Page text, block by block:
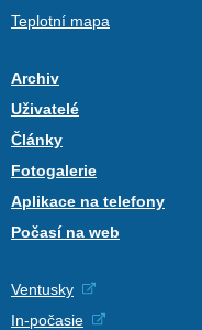
Teplotní mapa
Archiv
Uživatelé
Články
Fotogalerie
Aplikace na telefony
Počasí na web
Ventusky
In-počasie